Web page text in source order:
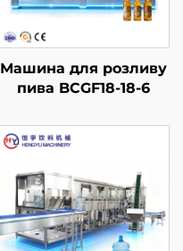
Машина для розливу
пива BCGF18-18-6